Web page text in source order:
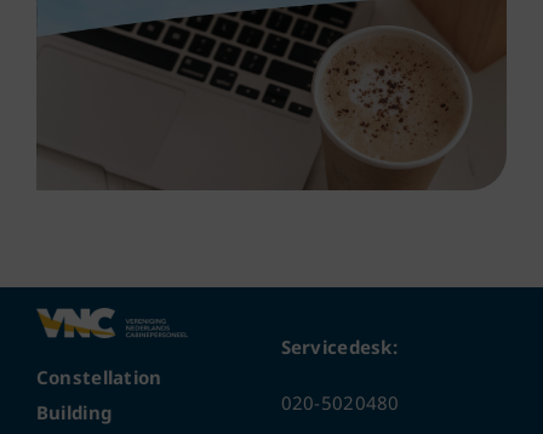
Constellation
Building
Servicedesk:
020-5020480